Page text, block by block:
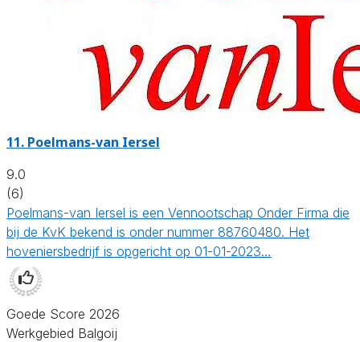
11. Poelmans-van Iersel
9.0
(6)
Poelmans-van Iersel is een Vennootschap Onder Firma die
bij de KvK bekend is onder nummer 88760480. Het
hoveniersbedrijf is opgericht op 01-01-2023…
Goede Score 2026
Werkgebied Balgoij